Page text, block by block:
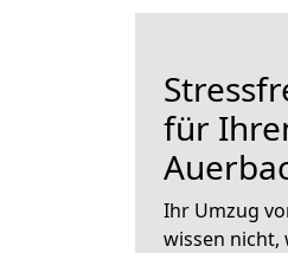
für
Ihr Umzug
wissen nicht,